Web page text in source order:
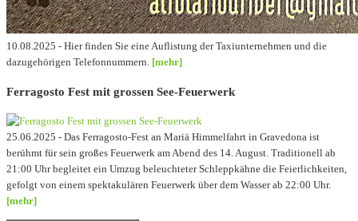
10.08.2025 - Hier finden Sie eine Auflistung der Taxiunternehmen und die
dazugehörigen Telefonnummern. [mehr]
Ferragosto Fest mit grossen See-Feuerwerk
25.06.2025 - Das Ferragosto-Fest an Mariä Himmelfahrt in Gravedona ist
berühmt für sein großes Feuerwerk am Abend des 14. August. Traditionell ab
21:00 Uhr begleitet ein Umzug beleuchteter Schleppkähne die Feierlichkeiten,
gefolgt von einem spektakulären Feuerwerk über dem Wasser ab 22:00 Uhr.
[mehr]